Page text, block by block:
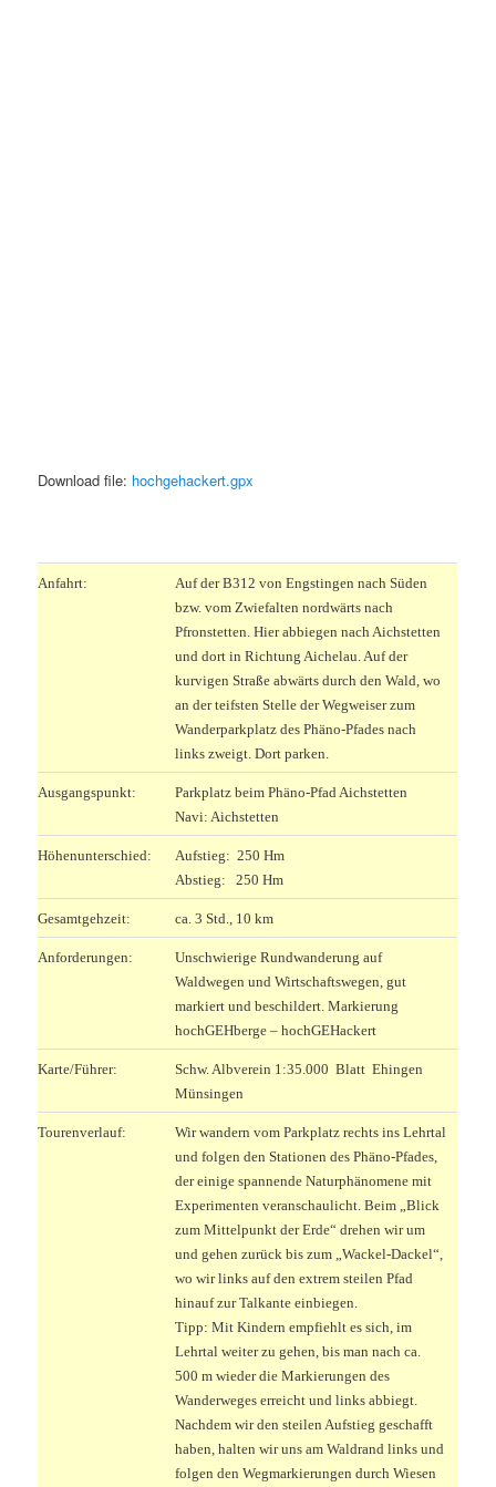
Download file: hochgehackert.gpx
Anfahrt:
Auf der B312 von Engstingen nach Süden
bzw. vom Zwiefalten nordwärts nach
Pfronstetten. Hier abbiegen nach Aichstetten
und dort in Richtung Aichelau. Auf der
kurvigen Straße abwärts durch den Wald, wo
an der teifsten Stelle der Wegweiser zum
Wanderparkplatz des Phäno-Pfades nach
links zweigt. Dort parken.
Ausgangspunkt:
Parkplatz beim Phäno-Pfad Aichstetten
Navi: Aichstetten
Höhenunterschied:
Aufstieg: 250 Hm
Abstieg: 250 Hm
Gesamtgehzeit: ca. 3 Std., 10 km
Anforderungen:
Unschwierige Rundwanderung auf
Waldwegen und Wirtschaftswegen, gut
markiert und beschildert. Markierung
hochGEHberge – hochGEHackert
Karte/Führer:
Schw. Albverein 1:35.000 Blatt Ehingen
Münsingen
Tourenverlauf:
Wir wandern vom Parkplatz rechts ins Lehrtal
und folgen den Stationen des Phäno-Pfades,
der einige spannende Naturphänomene mit
Experimenten veranschaulicht. Beim „Blick
zum Mittelpunkt der Erde“ drehen wir um
und gehen zurück bis zum „Wackel-Dackel“,
wo wir links auf den extrem steilen Pfad
hinauf zur Talkante einbiegen.
Tipp: Mit Kindern empfiehlt es sich, im
Lehrtal weiter zu gehen, bis man nach ca.
500 m wieder die Markierungen des
Wanderweges erreicht und links abbiegt.
Nachdem wir den steilen Aufstieg geschafft
haben, halten wir uns am Waldrand links und
folgen den Wegmarkierungen durch Wiesen